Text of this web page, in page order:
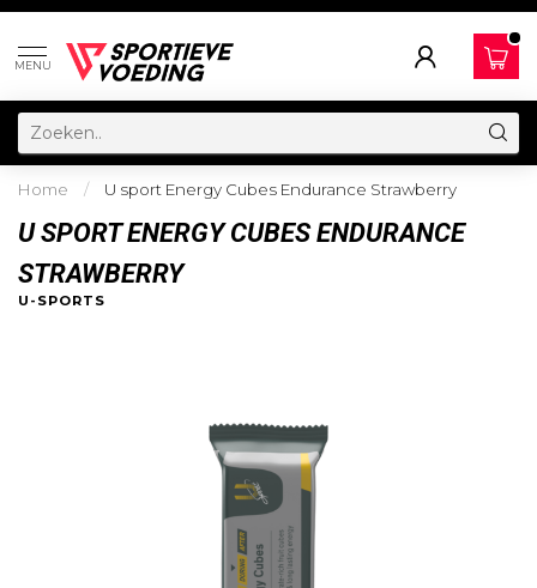
MENU
Home / U sport Energy Cubes Endurance Strawberry
U SPORT ENERGY CUBES ENDURANCE
STRAWBERRY
U-SPORTS